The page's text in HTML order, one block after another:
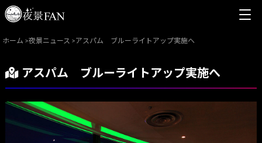
ホーム >夜景ニュース >アスパム ブルーライトアップ実施へ
アスパム ブルーライトアップ実施へ